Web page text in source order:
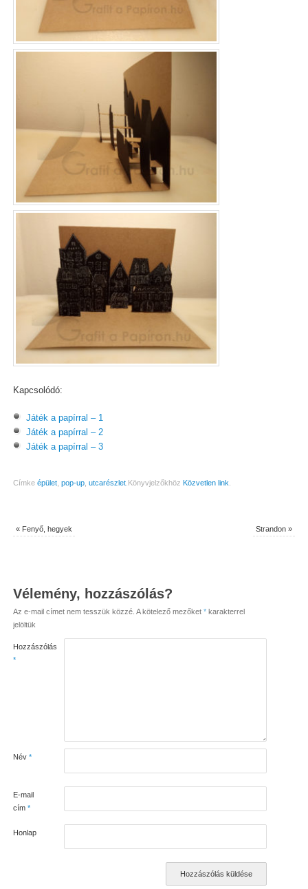
Kapcsolódó:
Játék a papírral – 1
Játék a papírral – 2
Játék a papírral – 3
Címke épület, pop-up, utcarészlet. Könyvjelzőkhöz Közvetlen link
«Fenyő, hegyek Strandon»
Vélemény, hozzászólás?
Az e-mail címet nem tesszük közzé. A kötelező mezőket *karakterrel
jelöltük
Hozzászólás
*
Név *
E-mail
cím *
Honlap